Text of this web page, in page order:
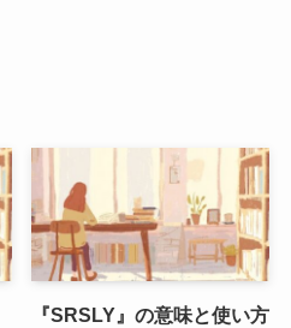
『SRSLY』の意味と使い方